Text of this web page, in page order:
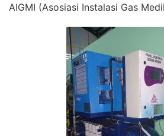
AIGMI (Asosiasi Instalasi Gas